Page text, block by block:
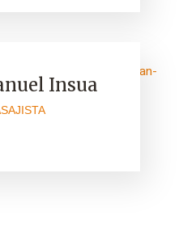
Insua